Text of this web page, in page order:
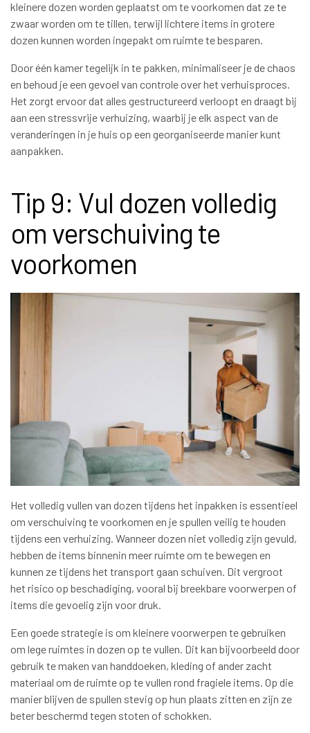
kleinere dozen worden geplaatst om te voorkomen dat ze te
zwaar worden om te tillen, terwijl lichtere items in grotere
dozen kunnen worden ingepakt om ruimte te besparen.
Door één kamer tegelijk in te pakken, minimaliseer je de chaos
en behoud je een gevoel van controle over het verhuisproces.
Het zorgt ervoor dat alles gestructureerd verloopt en draagt bij
aan een stressvrije verhuizing, waarbij je elk aspect van de
veranderingen in je huis op een georganiseerde manier kunt
aanpakken.
Tip 9: Vul dozen volledig
om verschuiving te
voorkomen
Het volledig vullen van dozen tijdens het inpakken is essentieel
om verschuiving te voorkomen en je spullen veilig te houden
tijdens een verhuizing. Wanneer dozen niet volledig zijn gevuld,
hebben de items binnenin meer ruimte om te bewegen en
kunnen ze tijdens het transport gaan schuiven. Dit vergroot
het risico op beschadiging, vooral bij breekbare voorwerpen of
items die gevoelig zijn voor druk.
Een goede strategie is om kleinere voorwerpen te gebruiken
om lege ruimtes in dozen op te vullen. Dit kan bijvoorbeeld door
gebruik te maken van handdoeken, kleding of ander zacht
materiaal om de ruimte op te vullen rond fragiele items. Op die
manier blijven de spullen stevig op hun plaats zitten en zijn ze
beter beschermd tegen stoten of schokken.